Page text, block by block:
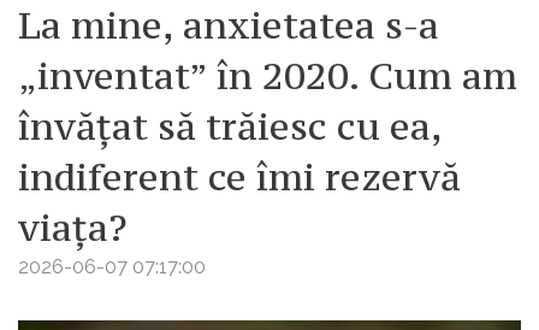
La mine, anxietatea s-a
„inventat” în 2020. Cum am
învățat să trăiesc cu ea,
indiferent ce îmi rezervă
viața?
2026-06-07 07:17:00